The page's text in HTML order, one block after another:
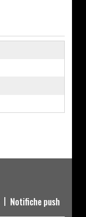
Notifiche push